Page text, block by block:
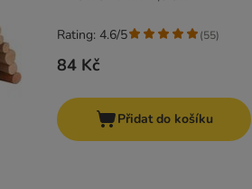
84 Kč
Rating: 4.6/5 (55)
Přidat do košíku